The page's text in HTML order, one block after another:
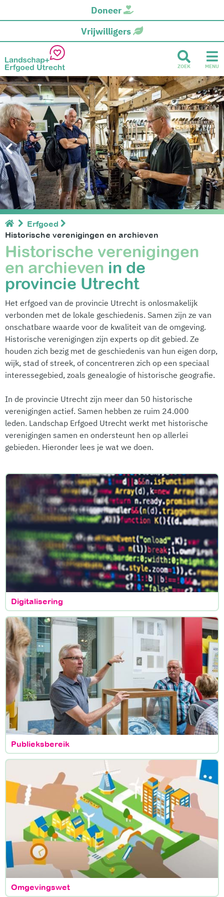
Doneer
Vrijwilligers
ZOEK MENU
Erfgoed
Historische verenigingen en archieven
Historische verenigingen
en archieven in de
provincie Utrecht
Het erfgoed van de provincie Utrecht is onlosmakelijk
verbonden met de lokale geschiedenis. Samen zijn ze van
onschatbare waarde voor de kwaliteit van de omgeving.
Historische verenigingen zijn experts op dit gebied. Ze
houden zich bezig met de geschiedenis van hun eigen dorp,
wijk, stad of streek, of concentreren zich op een speciaal
interessegebied, zoals genealogie of historische geografie.
In de provincie Utrecht zijn meer dan 50 historische
verenigingen actief. Samen hebben ze ruim 24.000
leden. Landschap Erfgoed Utrecht werkt met historische
verenigingen samen en ondersteunt hen op allerlei
gebieden. Hieronder lees je wat we doen.
Digitalisering
Publieksbereik
Omgevingswet